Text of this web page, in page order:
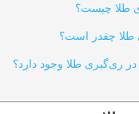
طلا چیست؟
طلا چقدر است؟
در ری‌گیری طلا وجود دارد؟